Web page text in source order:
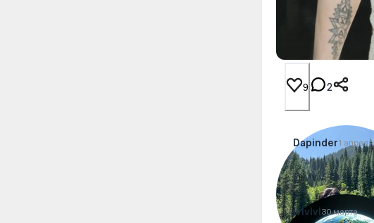
9 2
Dapinder1 апреля
@lvlvlvl 😂
lvlvlvl30 марта